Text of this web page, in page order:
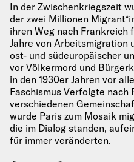
In der Zwischenkriegszeit
der zwei Millionen
ihren Weg nach Frankreich
Jahre von Arbeitsmigration
ost- und südeuropäischer
vor Völkermord und
in den 1930er Jahren vor
Faschismus Verfolgte nach
verschiedenen
wurde Paris zum Mosaik
die im Dialog standen,
für immer veränderten.